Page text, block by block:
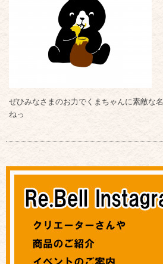
ぜひみなさまのお力でくまちゃんに素敵な
ねっ